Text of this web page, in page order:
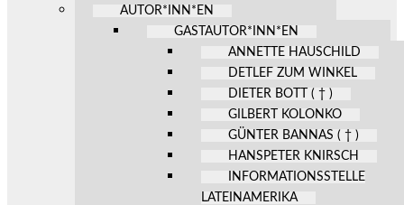
AUTOR*INN*EN
GASTAUTOR*INN*EN
ANNETTE HAUSCHILD
DETLEF ZUM WINKEL
DIETER BOTT ( † )
GILBERT KOLONKO
GÜNTER BANNAS ( † )
HANSPETER KNIRSCH
INFORMATIONSSTELLE
LATEINAMERIKA